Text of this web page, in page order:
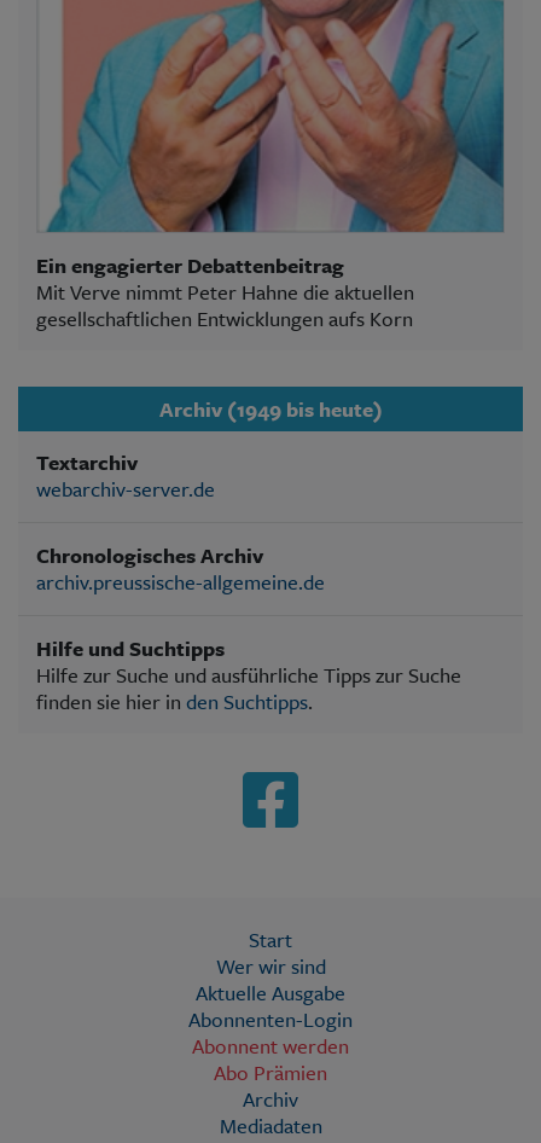
Ein engagierter Debattenbeitrag
Mit Verve nimmt Peter Hahne die aktuellen
gesellschaftlichen Entwicklungen aufs Korn
Archiv (1949 bis heute)
Textarchiv
webarchiv-server.de
Chronologisches Archiv
archiv.preussische-allgemeine.de
Hilfe und Suchtipps
Hilfe zur Suche und ausführliche Tipps zur Suche
finden sie hier in den Suchtipps.
Start
Wer wir sind
Aktuelle Ausgabe
Abonnenten-Login
Abonnent werden
Abo Prämien
Archiv
Mediadaten